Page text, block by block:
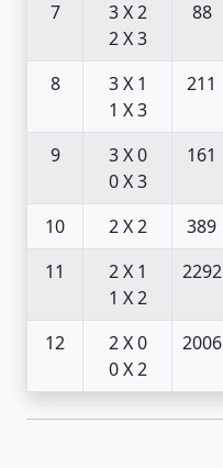
7
3 X 2
2 X 3
88
8
3 X 1
1 X 3
211
9
3 X 0
0 X 3
161
10 2 X 2 389
11
2 X 1
1 X 2
2292
12
2 X 0
0 X 2
2006